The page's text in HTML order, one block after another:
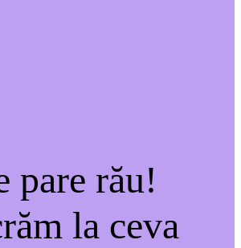
pare rău!
la ceva